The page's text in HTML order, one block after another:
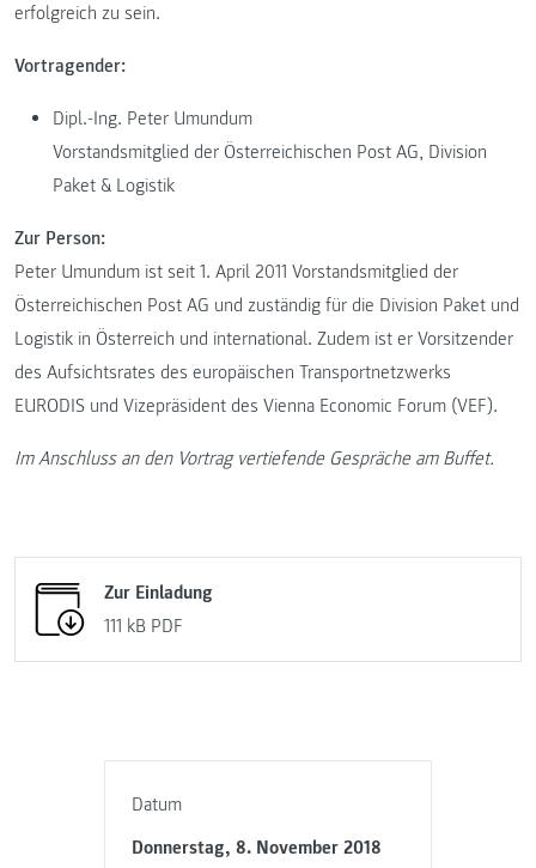
Datum
Donnerstag, 8. November 2018
erfolgreich zu sein.
Vortragender:
Dipl.-Ing. Peter Umundum
Vorstandsmitglied der Österreichischen Post AG, Division
Paket & Logistik
Zur Person:
Peter Umundum ist seit 1. April 2011 Vorstandsmitglied der
Österreichischen Post AG und zuständig für die Division Paket und
Logistik in Österreich und international. Zudem ist er Vorsitzender
des Aufsichtsrates des europäischen Transportnetzwerks
EURODIS und Vizepräsident des Vienna Economic Forum (VEF).
Im Anschluss an den Vortrag vertiefende Gespräche am Buffet.
Zur Einladung
111 kB PDF